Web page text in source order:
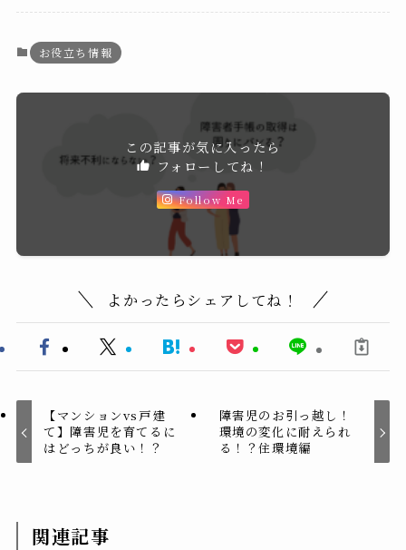
お役立ち情報
この記事が気に入ったら
フォローしてね！
Follow Me
よかったらシェアしてね！
【マンションvs戸建
て】障害児を育てるに
はどっちが良い！？
障害児のお引っ越し！
環境の変化に耐えられ
る！？住環境編
関連記事